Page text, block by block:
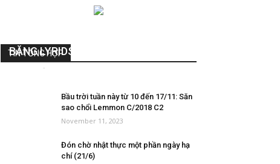
TIN TỔNG HỢP
BĂNG LYRIDS
-
Bầu trời tuần này từ 10 đến 17/11: Săn
sao chổi Lemmon C/2018 C2
November 11, 2023
Đón chờ nhật thực một phần ngày hạ
chí (21/6)